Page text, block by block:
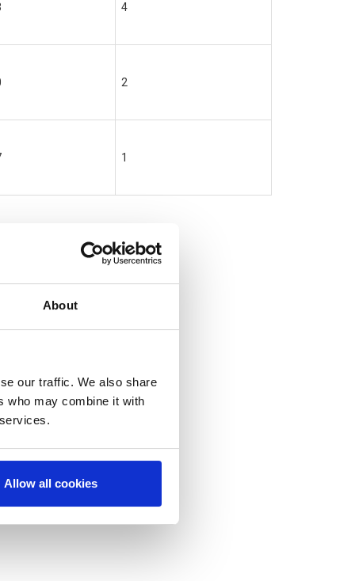
About
our traffic. We also share
who may combine it with
Allow all cookies
4
2
1